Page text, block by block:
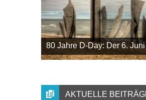
80 Jahre D-Day: Der 6. Juni
AKTUELLE